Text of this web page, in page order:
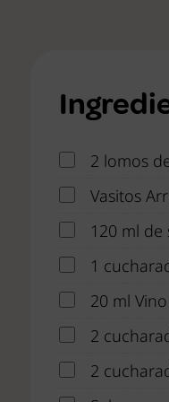
2 lomos
Vasitos
120 ml de
1
20 ml
2
2